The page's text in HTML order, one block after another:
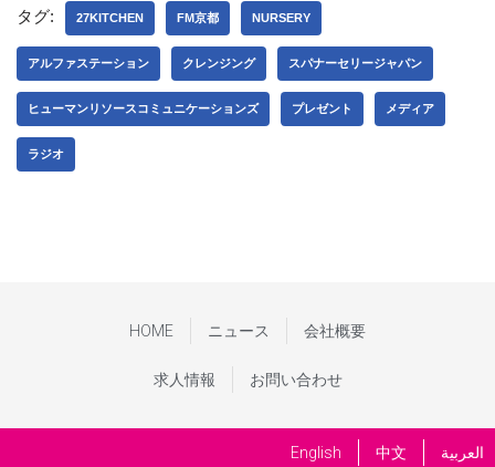
タグ: 27KITCHEN FM京都 NURSERY
アルファステーション クレンジング スパナーセリージャパン
ヒューマンリソースコミュニケーションズ プレゼント メディア
ラジオ
HOME ニュース 会社概要
求人情報 お問い合わせ
English 中文 العربية